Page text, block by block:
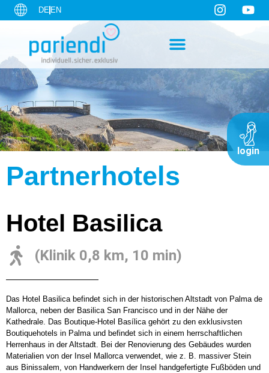
DE EN
login
Partnerhotels
Hotel Basilica
(Klinik 0,8 km, 10 min)
Das Hotel Basilica befindet sich in der historischen Altstadt von Palma de
Mallorca, neben der Basilica San Francisco und in der Nähe der
Kathedrale. Das Boutique-Hotel Basílica gehört zu den exklusivsten
Boutiquehotels in Palma und befindet sich in einem herrschaftlichen
Herrenhaus in der Altstadt. Bei der Renovierung des Gebäudes wurden
Materialien von der Insel Mallorca verwendet, wie z. B. massiver Stein
aus Binissalem, von Handwerkern der Insel handgefertigte Fußböden und